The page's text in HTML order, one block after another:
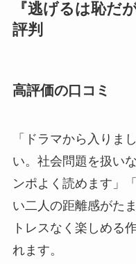
『逃げるは恥だ
評判
高評価の口コミ
「ドラマから入りま
い。社会問題を扱い
ンポよく読めます」
い二人の距離感がた
トレスなく楽しめる
れます。